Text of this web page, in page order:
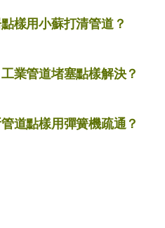
樣用小蘇打清管道？
業管道堵塞點樣解決？
道點樣用彈簧機疏通？